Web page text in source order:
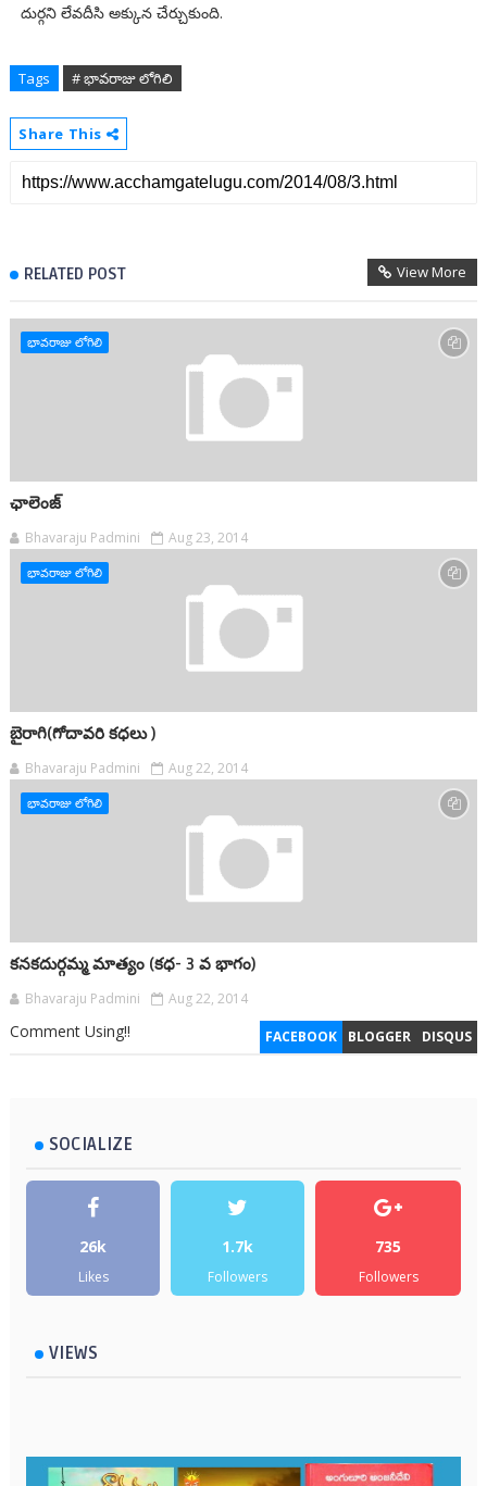
దుర్గని లేవదీసి అక్కున చేర్చుకుంది.
Tags # భావరాజు లోగిలి
Share This
RELATED POST View More
భావరాజు లోగిలి
ఛాలెంజ్
Bhavaraju Padmini Aug 23, 2014
భావరాజు లోగిలి
బైరాగి(గోదావరి కధలు )
Bhavaraju Padmini Aug 22, 2014
భావరాజు లోగిలి
కనకదుర్గమ్మ మాత్యం (కధ- 3 వ భాగం)
Bhavaraju Padmini Aug 22, 2014
FACEBOOK BLOGGER DISQUS
Comment Using!!
SOCIALIZE
26k
Likes
1.7k
Followers
735
Followers
VIEWS